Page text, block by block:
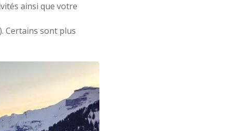
ainsi que votre
Certains sont plus